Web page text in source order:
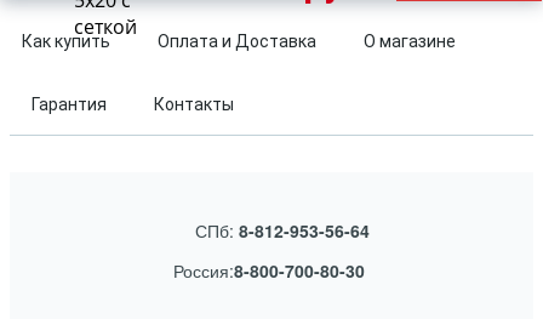
Как купить Оплата и Доставка О магазине
Гарантия Контакты
СПб: 8-812-953-56-64
Россия:8-800-700-80-30
сеткой